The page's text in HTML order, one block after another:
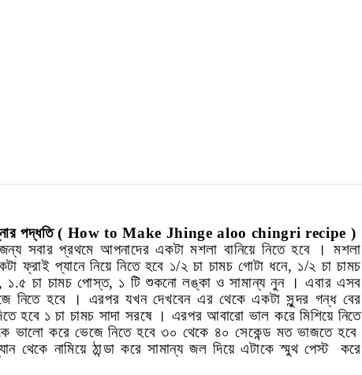
পদ্ধতি( How to Make Jhinge aloo chingri recipe )
সবার প্রথমে আপনাদের একটা মশলা বানিয়ে নিতে হবে । মশলা
ফ্রাই প্যানে নিয়ে নিতে হবে ১/২ চা চামচ গোটা ধনে, ১/২ চা চামচ
, ১.৫ চা চামচ পোস্ত, ১ টি শুকনো লঙ্কা ও সামান্য নুন । এবার এসব
নিতে হবে । এরপর যখন দেখবেন এর থেকে একটা সুন্দর গন্ধ বের
হবে ১ চা চামচ সাদা সরষে । এরপর আবারো ভাল করে মিশিয়ে নিতে
ভালো করে ভেজে নিতে হবে ৩০ থেকে ৪০ সেকেন্ড মত ভাজতে হবে
থেকে নামিয়ে ঠান্ডা করে সামান্য জল দিয়ে এটাকে স্মুথ পেস্ট করে